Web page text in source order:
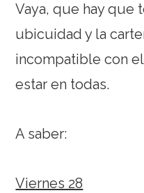
Vaya, que hay que
ubicuidad y la
incompatible con
estar en todas.
A saber:
Viernes 28